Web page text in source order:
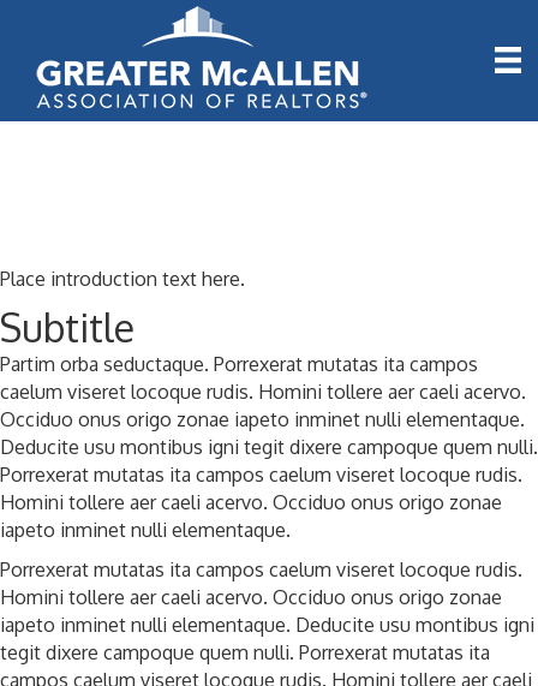
Place introduction text here.
Subtitle
Partim orba seductaque. Porrexerat mutatas ita campos
caelum viseret locoque rudis. Homini tollere aer caeli acervo.
Occiduo onus origo zonae iapeto inminet nulli elementaque.
Deducite usu montibus igni tegit dixere campoque quem nulli.
Porrexerat mutatas ita campos caelum viseret locoque rudis.
Homini tollere aer caeli acervo. Occiduo onus origo zonae
iapeto inminet nulli elementaque.
Porrexerat mutatas ita campos caelum viseret locoque rudis.
Homini tollere aer caeli acervo. Occiduo onus origo zonae
iapeto inminet nulli elementaque. Deducite usu montibus igni
tegit dixere campoque quem nulli. Porrexerat mutatas ita
campos caelum viseret locoque rudis. Homini tollere aer caeli